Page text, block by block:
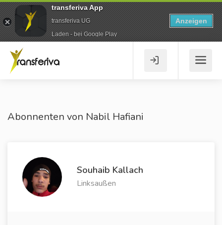
Abonnenten von Nabil Hafiani
Souhaib Kallach
Linksaußen
transferiva App
transferiva UG
Laden - bei Google Play
Anzeigen